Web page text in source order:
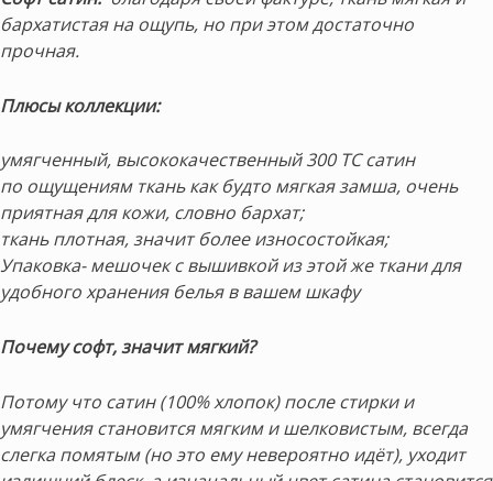
бархатистая на ощупь, но при этом достаточно
прочная.
Плюсы коллекции:
умягченный, высококачественный 300 ТС сатин
по ощущениям ткань как будто мягкая замша, очень
приятная для кожи, словно бархат;
ткань плотная, значит более износостойкая;
Упаковка- мешочек с вышивкой из этой же ткани для
удобного хранения белья в вашем шкафу
Почему софт, значит мягкий?
Потому что сатин (100% хлопок) после стирки и
умягчения становится мягким и шелковистым, всегда
слегка помятым (но это ему невероятно идёт), уходит